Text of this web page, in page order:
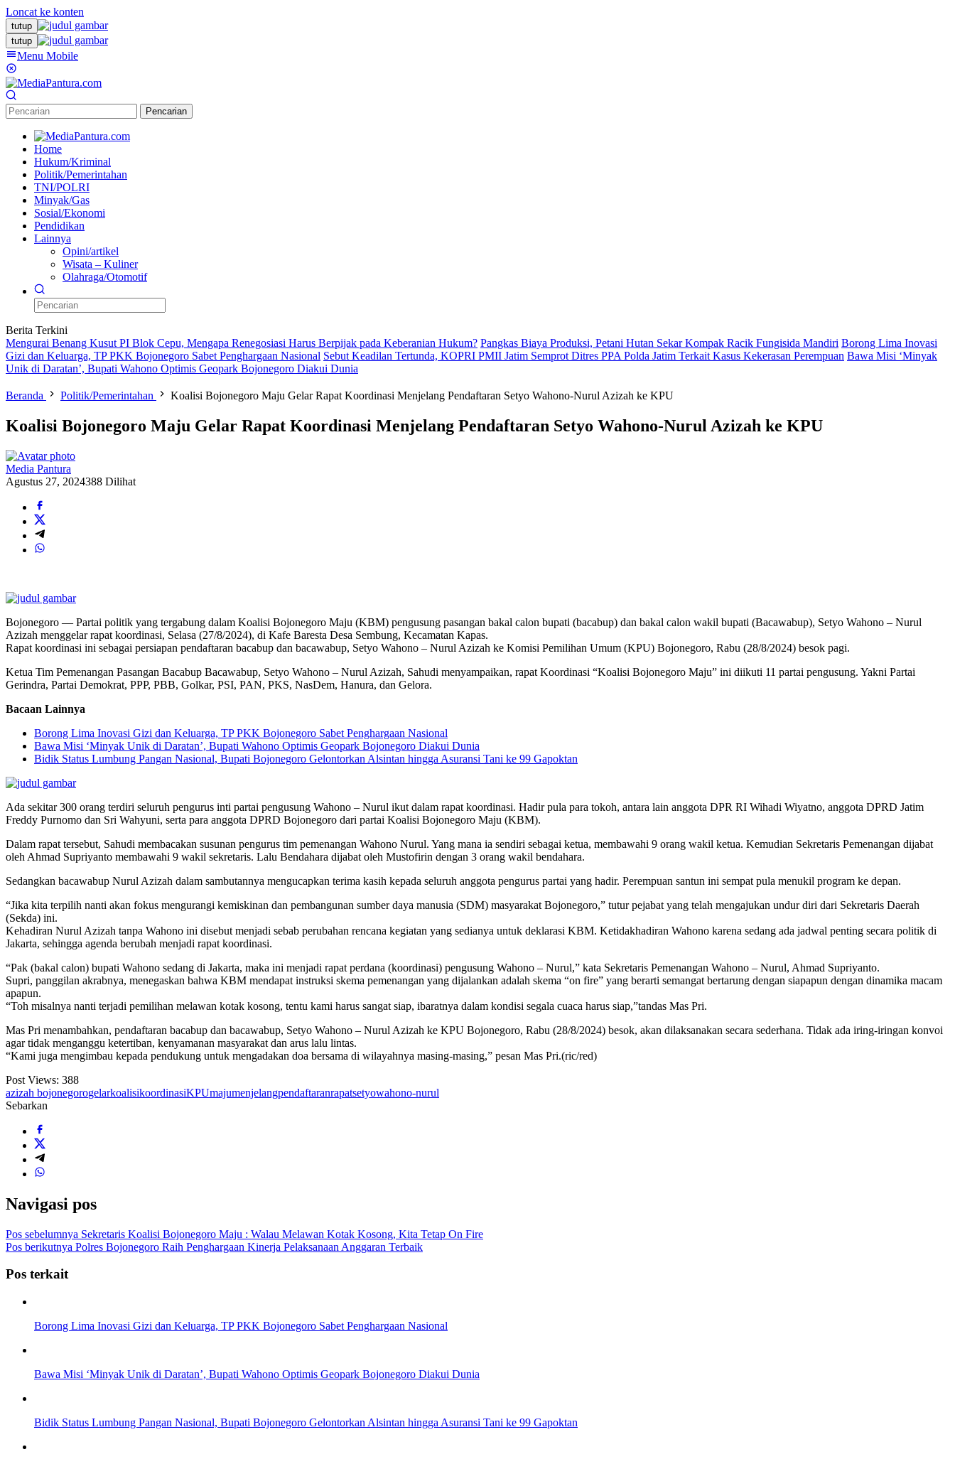
Loncat ke konten
tutup
tutup
Menu Mobile
Pencarian
Home
Hukum/Kriminal
Politik/Pemerintahan
TNI/POLRI
Minyak/Gas
Sosial/Ekonomi
Pendidikan
Lainnya
Opini/artikel
Wisata – Kuliner
Olahraga/Otomotif
Berita Terkini
Mengurai Benang Kusut PI Blok Cepu, Mengapa Renegosiasi Harus Berpijak pada Keberanian Hukum? Pangkas Biaya Produksi, Petani Hutan Sekar Kompak Racik Fungisida Mandiri Borong Lima Inovasi
Gizi dan Keluarga, TP PKK Bojonegoro Sabet Penghargaan Nasional Sebut Keadilan Tertunda, KOPRI PMII Jatim Semprot Ditres PPA Polda Jatim Terkait Kasus Kekerasan Perempuan Bawa Misi ‘Minyak
Unik di Daratan’, Bupati Wahono Optimis Geopark Bojonegoro Diakui Dunia
Beranda Politik/Pemerintahan Koalisi Bojonegoro Maju Gelar Rapat Koordinasi Menjelang Pendaftaran Setyo Wahono-Nurul Azizah ke KPU
Koalisi Bojonegoro Maju Gelar Rapat Koordinasi Menjelang Pendaftaran Setyo Wahono-Nurul Azizah ke KPU
Media Pantura
Agustus 27, 2024388 Dilihat
Bojonegoro — Partai politik yang tergabung dalam Koalisi Bojonegoro Maju (KBM) pengusung pasangan bakal calon bupati (bacabup) dan bakal calon wakil bupati (Bacawabup), Setyo Wahono – Nurul
Azizah menggelar rapat koordinasi, Selasa (27/8/2024), di Kafe Baresta Desa Sembung, Kecamatan Kapas.
Rapat koordinasi ini sebagai persiapan pendaftaran bacabup dan bacawabup, Setyo Wahono – Nurul Azizah ke Komisi Pemilihan Umum (KPU) Bojonegoro, Rabu (28/8/2024) besok pagi.
Ketua Tim Pemenangan Pasangan Bacabup Bacawabup, Setyo Wahono – Nurul Azizah, Sahudi menyampaikan, rapat Koordinasi “Koalisi Bojonegoro Maju” ini diikuti 11 partai pengusung. Yakni Partai
Gerindra, Partai Demokrat, PPP, PBB, Golkar, PSI, PAN, PKS, NasDem, Hanura, dan Gelora.
Bacaan Lainnya
Borong Lima Inovasi Gizi dan Keluarga, TP PKK Bojonegoro Sabet Penghargaan Nasional
Bawa Misi ‘Minyak Unik di Daratan’, Bupati Wahono Optimis Geopark Bojonegoro Diakui Dunia
Bidik Status Lumbung Pangan Nasional, Bupati Bojonegoro Gelontorkan Alsintan hingga Asuransi Tani ke 99 Gapoktan
Ada sekitar 300 orang terdiri seluruh pengurus inti partai pengusung Wahono – Nurul ikut dalam rapat koordinasi. Hadir pula para tokoh, antara lain anggota DPR RI Wihadi Wiyatno, anggota DPRD Jatim
Freddy Purnomo dan Sri Wahyuni, serta para anggota DPRD Bojonegoro dari partai Koalisi Bojonegoro Maju (KBM).
Dalam rapat tersebut, Sahudi membacakan susunan pengurus tim pemenangan Wahono Nurul. Yang mana ia sendiri sebagai ketua, membawahi 9 orang wakil ketua. Kemudian Sekretaris Pemenangan dijabat
oleh Ahmad Supriyanto membawahi 9 wakil sekretaris. Lalu Bendahara dijabat oleh Mustofirin dengan 3 orang wakil bendahara.
Sedangkan bacawabup Nurul Azizah dalam sambutannya mengucapkan terima kasih kepada seluruh anggota pengurus partai yang hadir. Perempuan santun ini sempat pula menukil program ke depan.
“Jika kita terpilih nanti akan fokus mengurangi kemiskinan dan pembangunan sumber daya manusia (SDM) masyarakat Bojonegoro,” tutur pejabat yang telah mengajukan undur diri dari Sekretaris Daerah
(Sekda) ini.
Kehadiran Nurul Azizah tanpa Wahono ini disebut menjadi sebab perubahan rencana kegiatan yang sedianya untuk deklarasi KBM. Ketidakhadiran Wahono karena sedang ada jadwal penting secara politik di
Jakarta, sehingga agenda berubah menjadi rapat koordinasi.
“Pak (bakal calon) bupati Wahono sedang di Jakarta, maka ini menjadi rapat perdana (koordinasi) pengusung Wahono – Nurul,” kata Sekretaris Pemenangan Wahono – Nurul, Ahmad Supriyanto.
Supri, panggilan akrabnya, menegaskan bahwa KBM mendapat instruksi skema pemenangan yang dijalankan adalah skema “on fire” yang berarti semangat bertarung dengan siapapun dengan dinamika macam
apapun.
“Toh misalnya nanti terjadi pemilihan melawan kotak kosong, tentu kami harus sangat siap, ibaratnya dalam kondisi segala cuaca harus siap,”tandas Mas Pri.
Mas Pri menambahkan, pendaftaran bacabup dan bacawabup, Setyo Wahono – Nurul Azizah ke KPU Bojonegoro, Rabu (28/8/2024) besok, akan dilaksanakan secara sederhana. Tidak ada iring-iringan konvoi
agar tidak menganggu ketertiban, kenyamanan masyarakat dan arus lalu lintas.
“Kami juga mengimbau kepada pendukung untuk mengadakan doa bersama di wilayahnya masing-masing,” pesan Mas Pri.(ric/red)
Post Views: 388
azizah bojonegorogelarkoalisikoordinasiKPUmajumenjelangpendaftaranrapatsetyowahono-nurul
Sebarkan
Navigasi pos
Pos sebelumnya Sekretaris Koalisi Bojonegoro Maju : Walau Melawan Kotak Kosong, Kita Tetap On Fire
Pos berikutnya Polres Bojonegoro Raih Penghargaan Kinerja Pelaksanaan Anggaran Terbaik
Pos terkait
Borong Lima Inovasi Gizi dan Keluarga, TP PKK Bojonegoro Sabet Penghargaan Nasional
Bawa Misi ‘Minyak Unik di Daratan’, Bupati Wahono Optimis Geopark Bojonegoro Diakui Dunia
Bidik Status Lumbung Pangan Nasional, Bupati Bojonegoro Gelontorkan Alsintan hingga Asuransi Tani ke 99 Gapoktan